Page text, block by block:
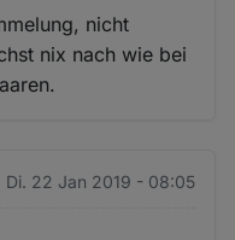
nicht
nix nach wie bei
Di. 22 Jan 2019 - 08:05